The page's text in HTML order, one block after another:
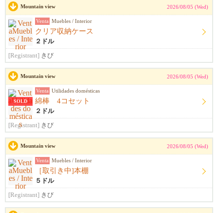
Mountain view 2026/08/05 (Wed)
Venta Muebles / Interior
クリア収納ケース
２ドル
[Registrant] きび
Mountain view 2026/08/05 (Wed)
SOLD
Venta Utilidades domésticas
綿棒 4コセット
２ドル
[Registrant] きび
Mountain view 2026/08/05 (Wed)
Venta Muebles / Interior
［取引き中]本棚
５ドル
[Registrant] きび